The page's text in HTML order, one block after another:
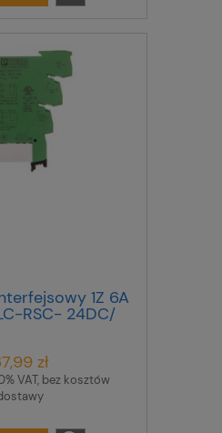
1Z 6A
RSC- 24DC/
zł
VAT, bez kosztów